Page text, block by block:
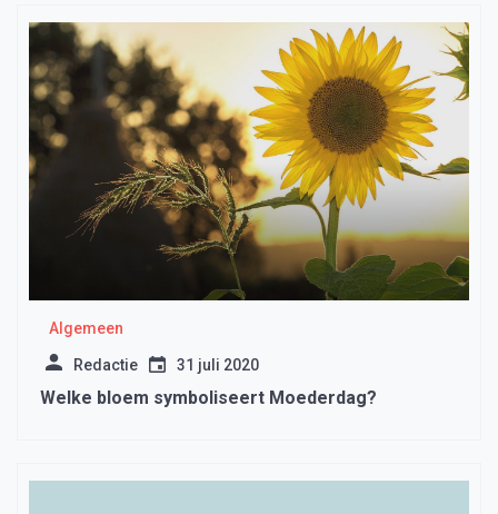
Algemeen
Redactie 31 juli 2020
Welke bloem symboliseert Moederdag?